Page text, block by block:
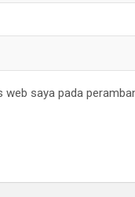
web saya pada